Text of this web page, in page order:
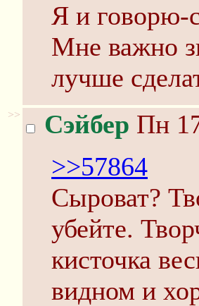
Я и говорю-
Мне важно
лучше
>> Сэйбер Пн
>>57864
Сыроват?
убейте.
кисточка
видном и